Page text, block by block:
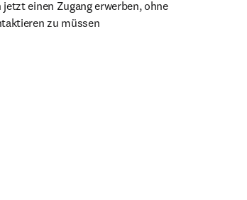
einen Zugang erwerben, ohne
zu müssen